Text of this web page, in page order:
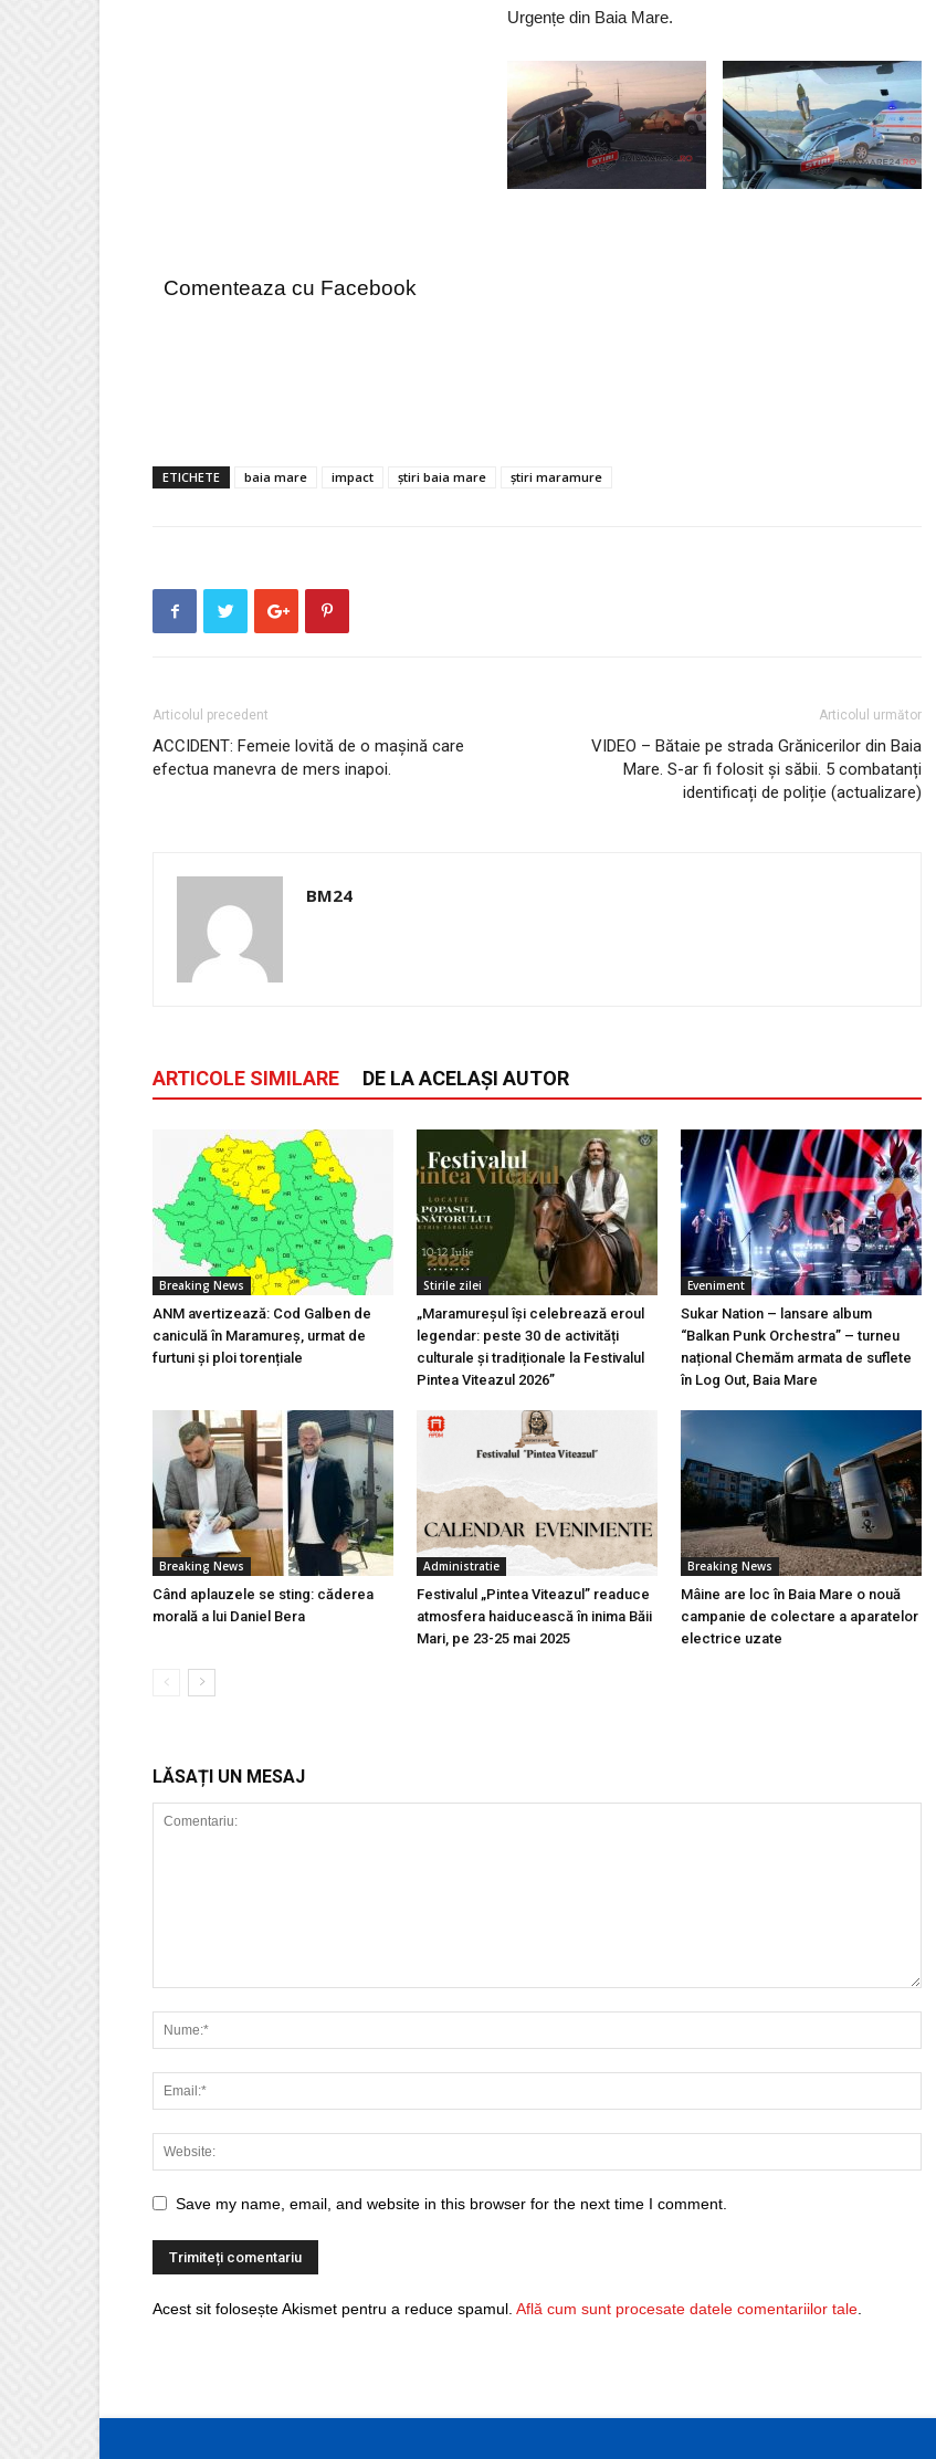
Urgențe din Baia Mare.
Comenteaza cu Facebook
ETICHETE baia mare impact știri baia mare știri maramure
Articolul precedent
ACCIDENT: Femeie lovită de o mașină care
efectua manevra de mers inapoi.
Articolul următor
VIDEO – Bătaie pe strada Grănicerilor din Baia
Mare. S-ar fi folosit și săbii. 5 combatanți
identificați de poliție (actualizare)
BM24
ARTICOLE SIMILARE DE LA ACELAȘI AUTOR
Breaking News
ANM avertizează: Cod Galben de
caniculă în Maramureș, urmat de
furtuni și ploi torențiale
Stirile zilei
„Maramureșul își celebrează eroul
legendar: peste 30 de activități
culturale și tradiționale la Festivalul
Pintea Viteazul 2026”
Eveniment
Sukar Nation – lansare album
“Balkan Punk Orchestra” – turneu
național Chemăm armata de suflete
în Log Out, Baia Mare
Breaking News
Când aplauzele se sting: căderea
morală a lui Daniel Bera
Administratie
Festivalul „Pintea Viteazul” readuce
atmosfera haiducească în inima Băii
Mari, pe 23-25 mai 2025
Breaking News
Mâine are loc în Baia Mare o nouă
campanie de colectare a aparatelor
electrice uzate
LĂSAȚI UN MESAJ
Save my name, email, and website in this browser for the next time I comment.
Acest sit folosește Akismet pentru a reduce spamul. Află cum sunt procesate datele comentariilor tale.